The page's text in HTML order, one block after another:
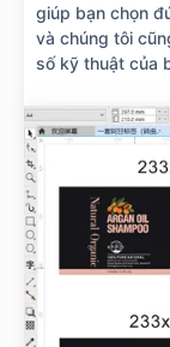
giúp bạn chọn
và chúng tôi
số kỹ thuật của